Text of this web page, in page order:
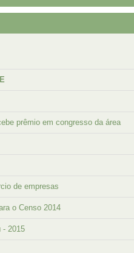
prêmio em congresso da área
de empresas
o Censo 2014
- 2015